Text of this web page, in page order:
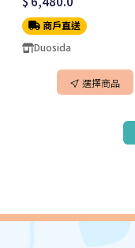
商戶直送
Duosida
選擇商品